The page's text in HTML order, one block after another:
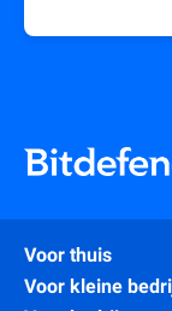
Voor thuis
Voor kleine